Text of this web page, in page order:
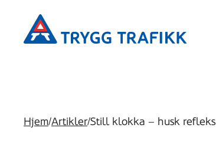
hovedinnhold
Trygg
Trafikk
Hjem/Artikler/Still klokka – husk refleks